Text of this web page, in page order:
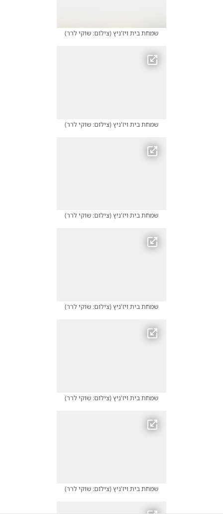
שמחת בית ויז'ניץ(צילום: שוקי לרר)
שמחת בית ויז'ניץ(צילום: שוקי לרר)
שמחת בית ויז'ניץ(צילום: שוקי לרר)
שמחת בית ויז'ניץ(צילום: שוקי לרר)
שמחת בית ויז'ניץ(צילום: שוקי לרר)
שמחת בית ויז'ניץ(צילום: שוקי לרר)